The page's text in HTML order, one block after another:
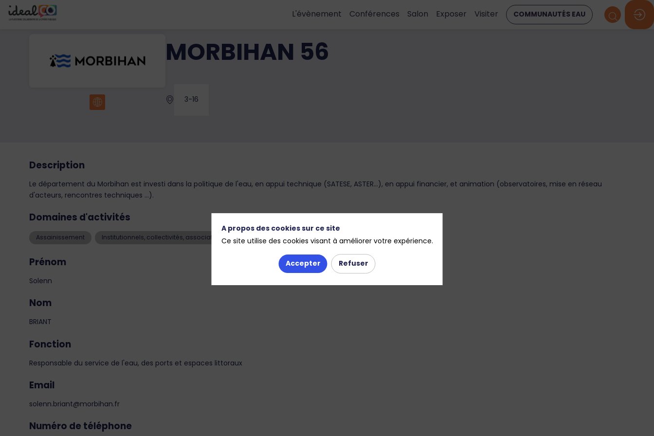
L'évènement Conférences Salon Exposer Visiter COMMUNAUTÉS EAU
MORBIHAN 56
3-16
Description
Le département du Morbihan est investi dans la politique de l'eau, en appui technique (SATESE, ASTER...), en appui financier, et animation (observatoires, mise en réseau
d'acteurs, rencontres techniques ...).
Domaines d'activités
Assainissement Institutionnels, collectivités, associations Milieux humides et biodiversité
Prénom
Solenn
Nom
BRIANT
Fonction
Responsable du service de l'eau, des ports et espaces littoraux
Email
solenn.briant@morbihan.fr
Numéro de téléphone
A propos des cookies sur ce site
Ce site utilise des cookies visant à améliorer votre expérience.
Accepter Refuser